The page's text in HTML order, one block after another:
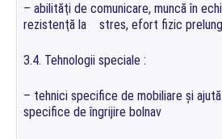
– abilităţi de comunicare, muncă în
rezistenţă la stres, efort fizic
3.4. Tehnologii speciale :
– tehnici specifice de mobiliare şi
specifice de îngrijire bolnav